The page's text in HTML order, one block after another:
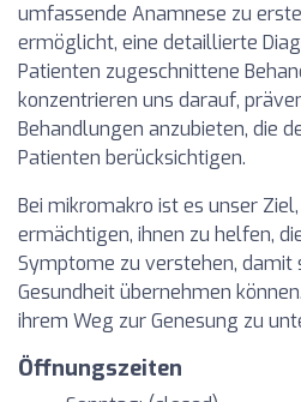
umfassende Anamnese zu
ermöglicht, eine detaillierte
Patienten zugeschnittene
konzentrieren uns darauf,
Behandlungen anzubieten, die
Patienten berücksichtigen.
Bei mikromakro ist es unser
ermächtigen, ihnen zu helfen,
Symptome zu verstehen, damit
Gesundheit übernehmen
ihrem Weg zur Genesung zu
Öffnungszeiten